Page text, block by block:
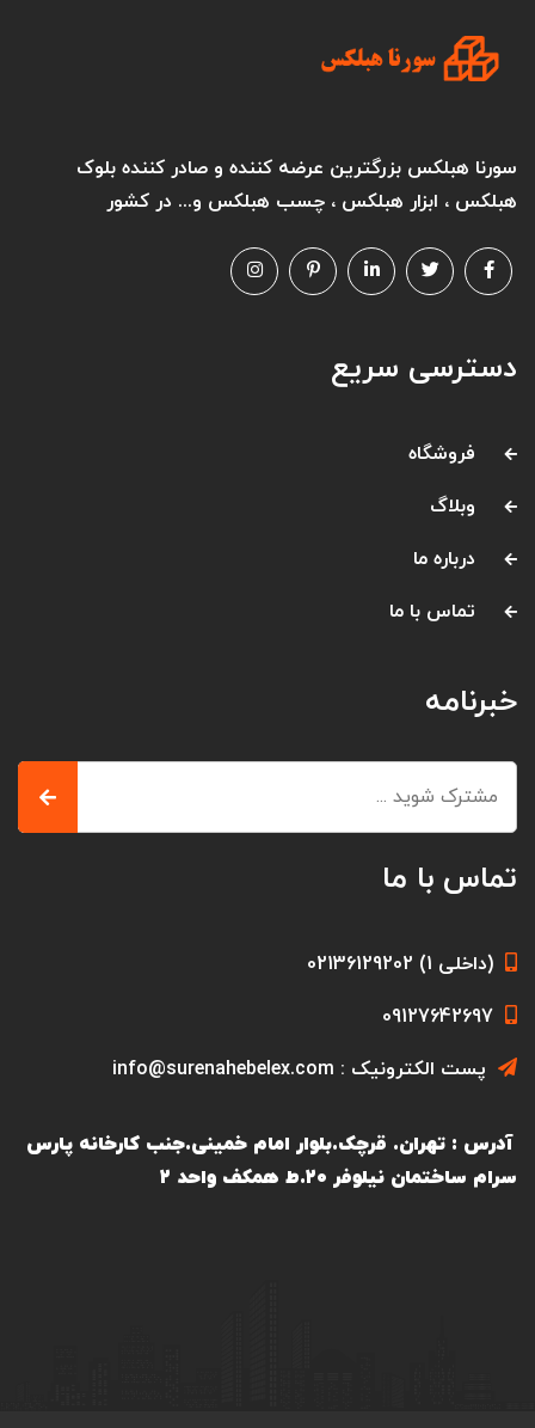
سورنا هبلکس بزرگترین عرضه کننده و صادر کننده بلوک
هبلکس ، ابزار هبلکس ، چسب هبلکس و... در کشور
دسترسی سریع
فروشگاه
وبلاگ
درباره ما
تماس با ما
خبرنامه
تماس با ما
(داخلی 1) 02136129202
09127642697
پست الکترونیک : info@surenahebelex.com
آدرس : تهران. قرچک.بلوار امام خمینی.جنب کارخانه پارس
سرام ساختمان نیلوفر ۲۰.ط همکف واحد ۲